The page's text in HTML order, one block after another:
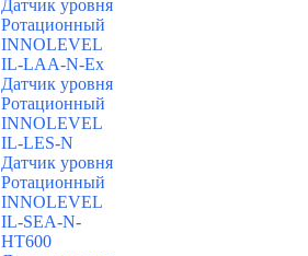
Датчик уровня
Ротационный
INNOLEVEL
IL-LAA-N-Ex
Датчик уровня
Ротационный
INNOLEVEL
IL-LES-N
Датчик уровня
Ротационный
INNOLEVEL
IL-SEA-N-
HT600